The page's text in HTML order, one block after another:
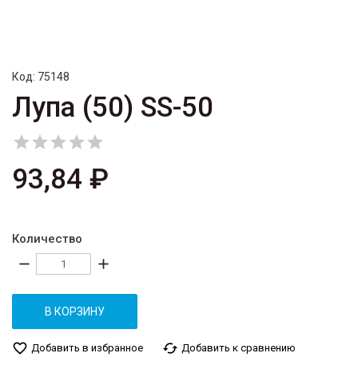
Код: 75148
Лупа (50) SS-50

93,84 ₽
Количество
remove add
В КОРЗИНУ
favorite_border Добавить в избранное cached Добавить к сравнению